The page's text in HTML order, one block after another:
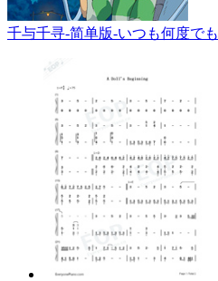
千与千寻-简单版-いつも何度でも